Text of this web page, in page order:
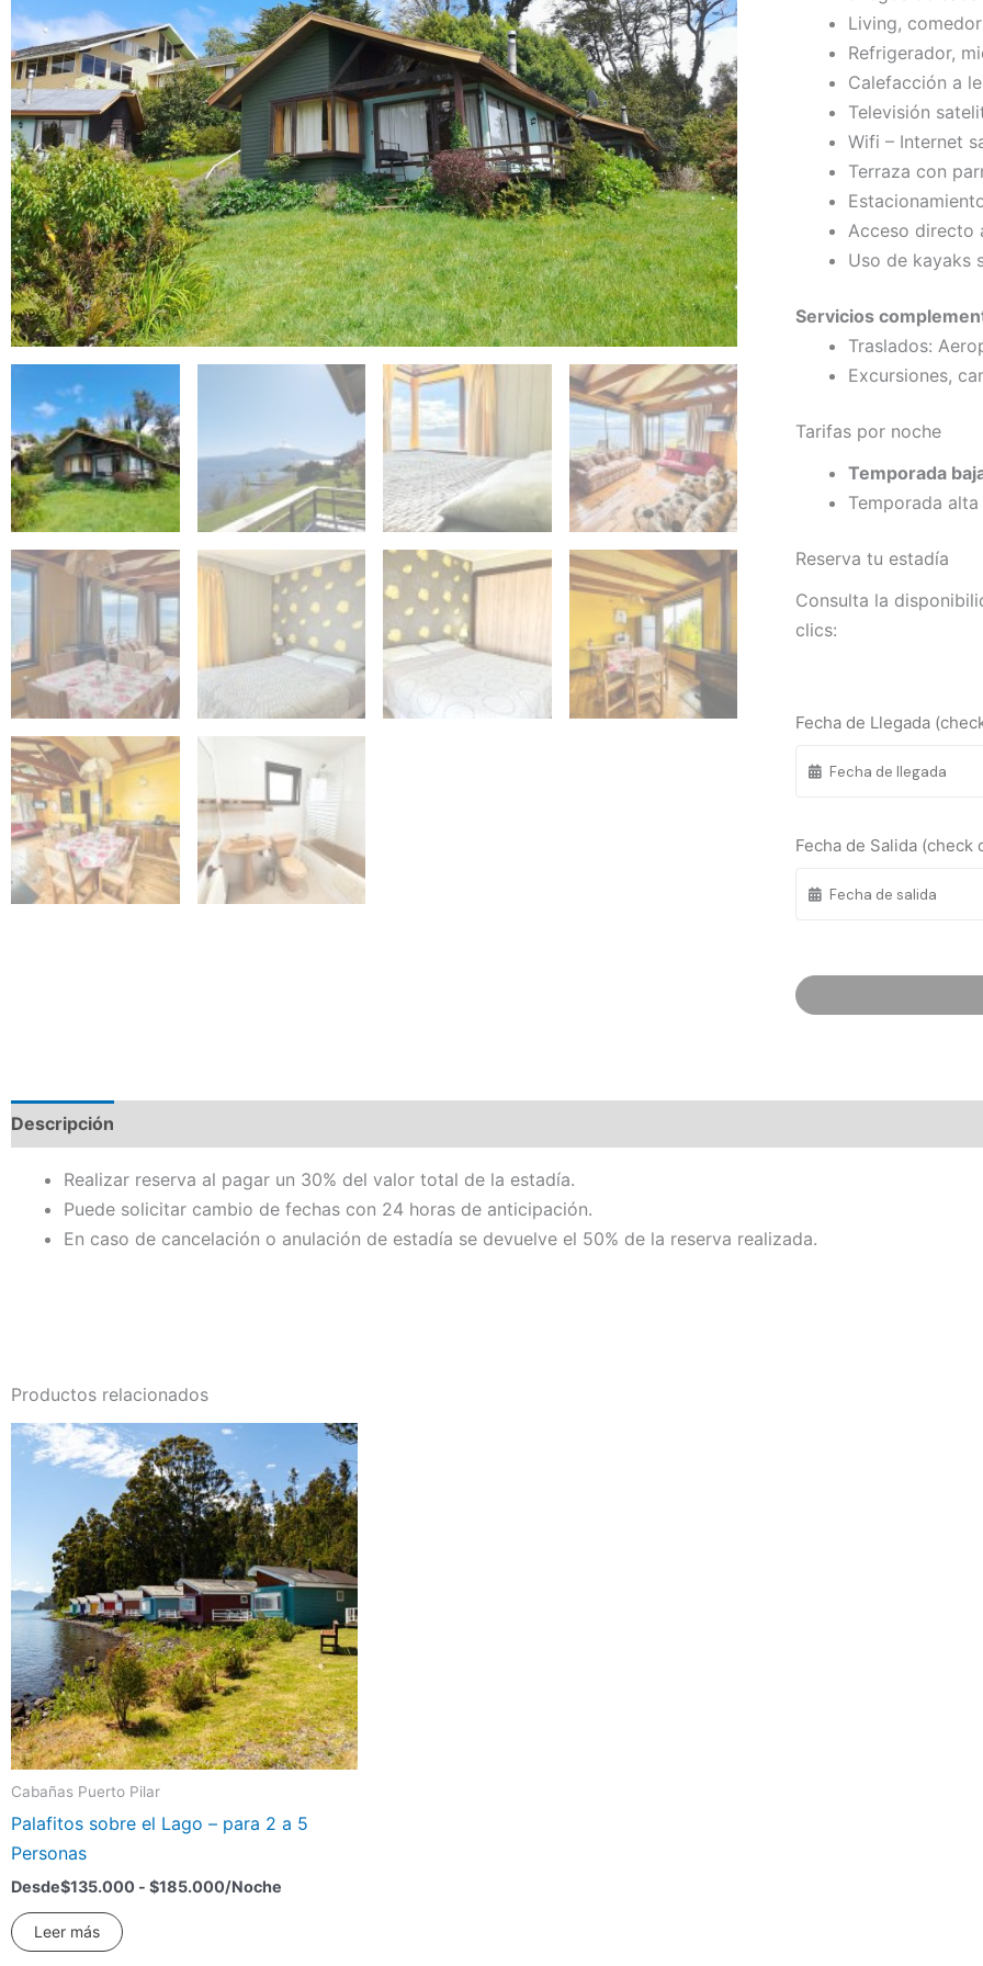
Living,
Refrigerador,
Calefacción a
Televisión
Wifi – Internet
Terraza con
Acceso directo
Uso de kayaks
Servicios
Traslados:
Excursiones,
Tarifas por noche
Temporada
Temporada
Reserva tu estadía
Consulta la
clics:
Fecha de Llegada
Fecha de Salida (check
Descripción
Realizar reserva al pagar un 30% del valor total de la estadía.
Puede solicitar cambio de fechas con 24 horas de anticipación.
En caso de cancelación o anulación de estadía se devuelve el 50% de la reserva realizada.
Productos relacionados
Cabañas Puerto Pilar
Palafitos sobre el Lago – para 2 a 5
Personas
Desde$135.000 - $185.000/Noche
Leer más